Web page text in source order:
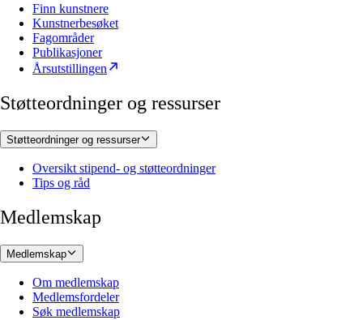
Finn kunstnere
Kunstnerbesøket
Fagområder
Publikasjoner
Årsutstillingen
Støtteordninger og ressurser
Støtteordninger og ressurser
Oversikt stipend- og støtteordninger
Tips og råd
Medlemskap
Medlemskap
Om medlemskap
Medlemsfordeler
Søk medlemskap